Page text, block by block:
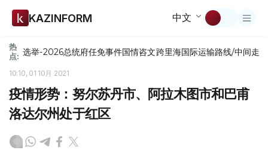
KAZINFORM 中文
热
点: 选举-2026总统府任免事件国情咨文跨里海国际运输路线/中间走廊
10:10, 01 10月 2021
疫情形势：努尔苏丹市、阿拉木图市和巴甫
洛达尔州处于红区